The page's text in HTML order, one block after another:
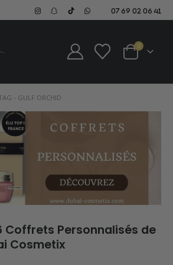
07 69 02 06 41
0
- GULF ORCHID
Coffrets Personnalisés de
Cosmetix